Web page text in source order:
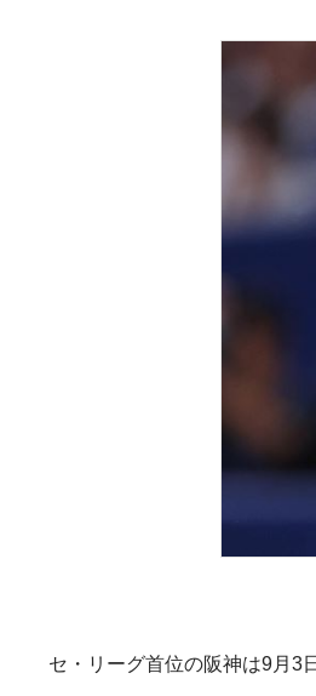
セ・リーグ首位の阪神は9月3